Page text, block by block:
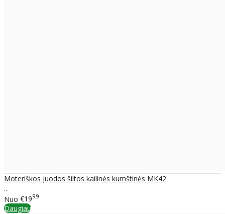
Moteriškos juodos šiltos kailinės kumštinės MK42
..
Nuo €1999
Daugiau